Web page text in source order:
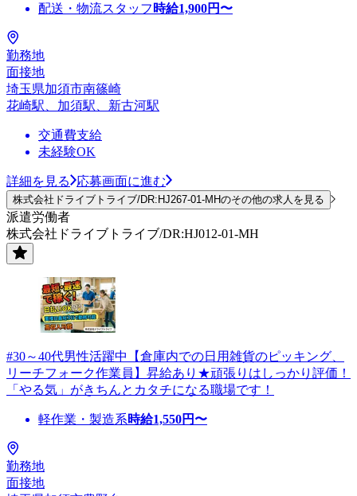
配送・物流スタッフ 時給1,900円〜
勤務地
面接地
埼玉県加須市南篠崎
花崎駅、加須駅、新古河駅
交通費支給
未経験OK
詳細を見る 応募画面に進む
株式会社ドライブトライブ/DR:HJ267-01-MHのその他の求人を見る
派遣労働者
株式会社ドライブトライブ/DR:HJ012-01-MH
#30～40代男性活躍中【倉庫内での日用雑貨のピッキング、
リーチフォーク作業員】昇給あり★頑張りはしっかり評価！
「やる気」がきちんとカタチになる職場です！
軽作業・製造系時給1,550円〜
勤務地
面接地